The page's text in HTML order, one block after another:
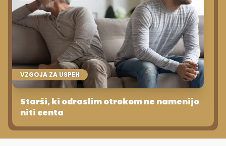
VZGOJA ZA USPEH
Starši, ki odraslim otrokom ne namenijo
niti centa